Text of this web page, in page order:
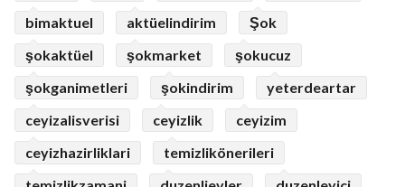
bimaktuel
aktüelindirim
Şok
şokaktüel
şokmarket
şokucuz
şokganimetleri
şokindirim
yeterdeartar
ceyizalisverisi
ceyizlik
ceyizim
ceyizhazirliklari
temizlikönerileri